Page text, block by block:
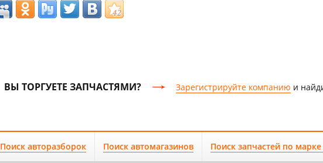
ВЫ ТОРГУЕТЕ ЗАПЧАСТЯМИ? Зарегистрируйте компанию и
Поиск авторазборок Поиск автомагазинов Поиск запчастей по марке